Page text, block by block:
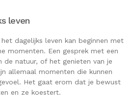
leven
dagelijks leven kan beginnen met
momenten. Een gesprek met een
de natuur, of het genieten van je
allemaal momenten die kunnen
Het gaat erom dat je bewust
en ze koestert.